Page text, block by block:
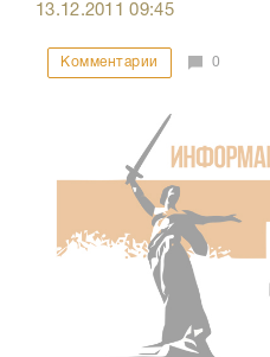
13.12.201109:45
Комментарии 0